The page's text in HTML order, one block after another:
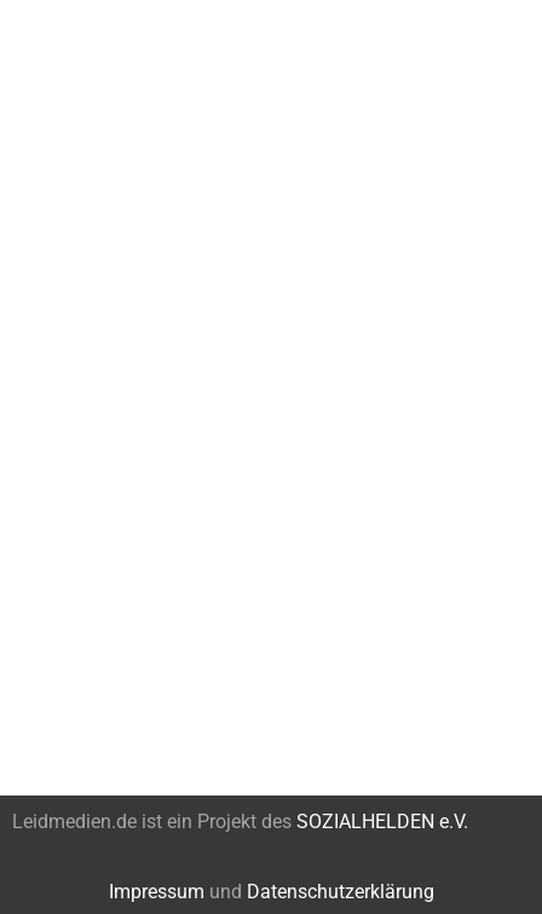
Leidmedien.de ist ein Projekt des SOZIALHELDEN e.V.
Impressum und Datenschutzerklärung